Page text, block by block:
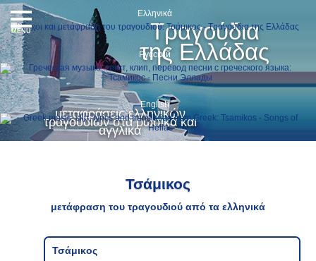
Τραγούδια
της Ελλάδας
μεταφράσεις ελληνικών
τραγουδιών στα ρωσικά και
αγγλικά
Ελληνικά
Русский
English
MENU
Τσάμικος
μετάφραση του τραγουδιού από τα ελληνικά
Τσάμικος